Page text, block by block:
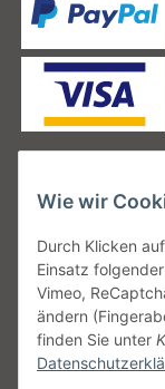
Unsere
Unsere Communities
Wie wir
Durch Klicken
Einsatz
Vimeo,
ändern
finden Sie unter